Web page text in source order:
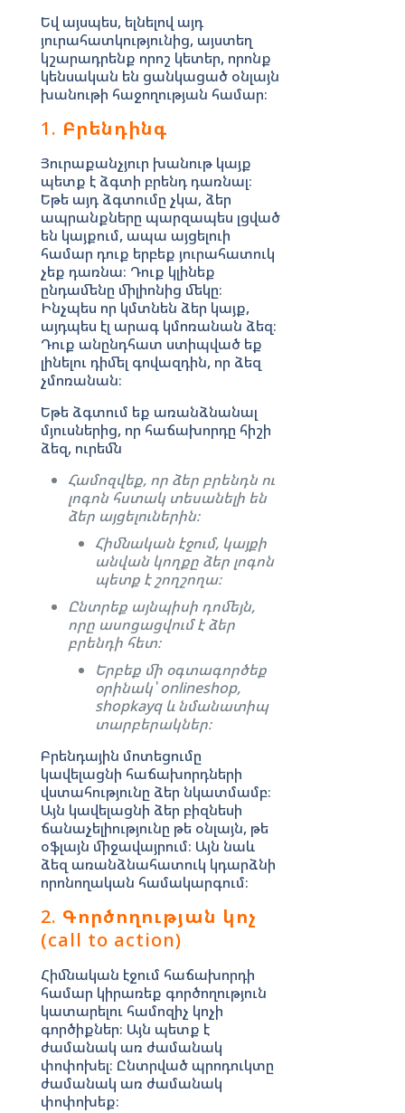
Եվ այսպես, ելնելով այդ
յուրահատկությունից, այստեղ
կշարադրենք որոշ կետեր, որոնք
կենսական են ցանկացած օնլայն
խանութի հաջողության համար։
1. Բրենդինգ
Յուրաքանչյուր խանութ կայք
պետք է ձգտի բրենդ դառնալ։
Եթե այդ ձգտումը չկա, ձեր
ապրանքները պարզապես լցված
են կայքում, ապա այցելուի
համար դուք երբեք յուրահատուկ
չեք դառնա։ Դուք կլինեք
ընդամենը միլիոնից մեկը։
Ինչպես որ կմտնեն ձեր կայք,
այդպես էլ արագ կմոռանան ձեզ։
Դուք անընդհատ ստիպված եք
լինելու դիմել գովազդին, որ ձեզ
չմոռանան։
Եթե ձգտում եք առանձնանալ
մյուսներից, որ հաճախորդը հիշի
ձեզ, ուրեմն
Համոզվեք, որ ձեր բրենդն ու
լոգոն հստակ տեսանելի են
ձեր այցելուներին։
Հիմնական էջում, կայքի
անվան կողքը ձեր լոգոն
պետք է շողշողա։
Ընտրեք այնպիսի դոմեյն,
որը ասոցացվում է ձեր
բրենդի հետ։
Երբեք մի օգտագործեք
օրինակ՝ onlineshop,
shopkayq և նմանատիպ
տարբերակներ։
Բրենդային մոտեցումը
կավելացնի հաճախորդների
վստահությունը ձեր նկատմամբ։
Այն կավելացնի ձեր բիզնեսի
ճանաչելիությունը թե օնլայն, թե
օֆլայն միջավայրում։ Այն նաև
ձեզ առանձնահատուկ կդարձնի
որոնողական համակարգում։
2. Գործողության կոչ
(call to action)
Հիմնական էջում հաճախորդի
համար կիրառեք գործողություն
կատարելու համոզիչ կոչի
գործիքներ։ Այն պետք է
ժամանակ առ ժամանակ
փոփոխել։ Ընտրված պրոդուկտը
ժամանակ առ ժամանակ
փոփոխեք։